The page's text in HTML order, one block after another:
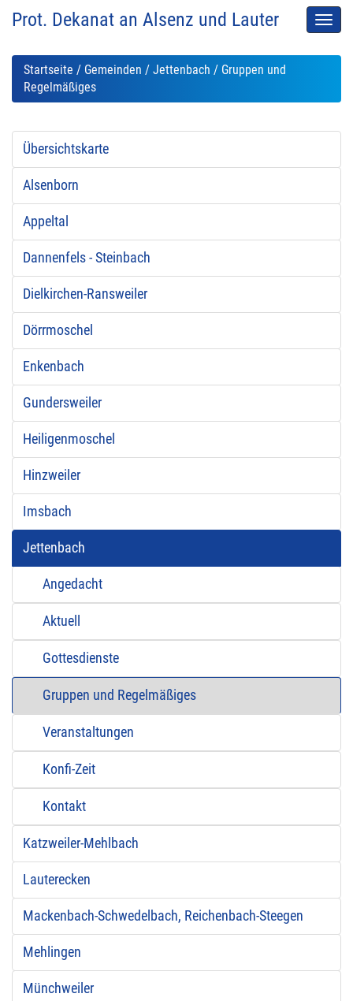
Prot. Dekanat an Alsenz und Lauter
Startseite / Gemeinden / Jettenbach / Gruppen und
Regelmäßiges
Übersichtskarte
Alsenborn
Appeltal
Dannenfels - Steinbach
Dielkirchen-Ransweiler
Dörrmoschel
Enkenbach
Gundersweiler
Heiligenmoschel
Hinzweiler
Imsbach
Jettenbach
Angedacht
Aktuell
Gottesdienste
Gruppen und Regelmäßiges
Veranstaltungen
Konfi-Zeit
Kontakt
Katzweiler-Mehlbach
Lauterecken
Mackenbach-Schwedelbach, Reichenbach-Steegen
Mehlingen
Münchweiler